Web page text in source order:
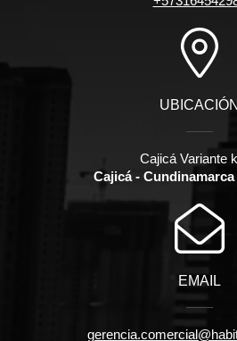
UBICACIÓN
Cajicá Variante
Cajicá -
EMAIL